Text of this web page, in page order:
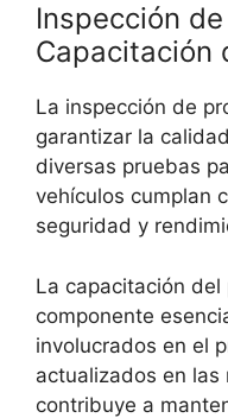
Inspección
Capacitación
La inspección de
garantizar la
diversas pruebas
vehículos cumplan
seguridad y
La capacitación
componente
involucrados en el
actualizados en las
contribuye a